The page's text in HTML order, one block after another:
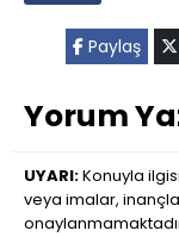
Paylaş
Yorum
UYARI:Konuyla
veya imalar,